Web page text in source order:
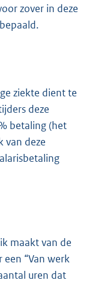
zover in deze
ziekte dient te
deze
betaling (het
van deze
maakt van de
“Van werk
uren dat